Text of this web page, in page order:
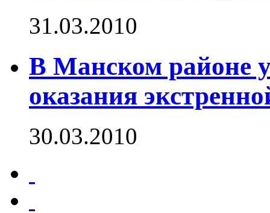
31.03.2010
В Манском районе
оказания
30.03.2010